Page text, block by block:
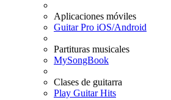
Aplicaciones móviles
Guitar Pro iOS/Android
Partituras musicales
MySongBook
Clases de guitarra
Play Guitar Hits